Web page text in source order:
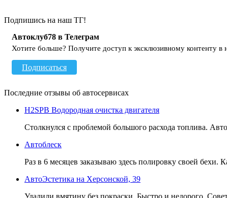
Подпишись на наш ТГ!
Автоклуб78 в Телеграм
Хотите больше? Получите доступ к эксклюзивному контенту в
Подписаться
Последние отзывы об автосервисах
H2SPB Водородная очистка двигателя
Столкнулся с проблемой большого расхода топлива.
Автоблеск
Раз в 6 месяцев заказываю здесь полировку своей бехи.
АвтоЭстетика на Херсонской, 39
Удалили вмятину без покраски. Быстро и недорого.